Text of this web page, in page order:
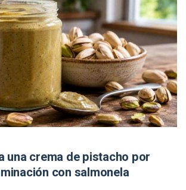
una crema de pistacho por
con salmonela